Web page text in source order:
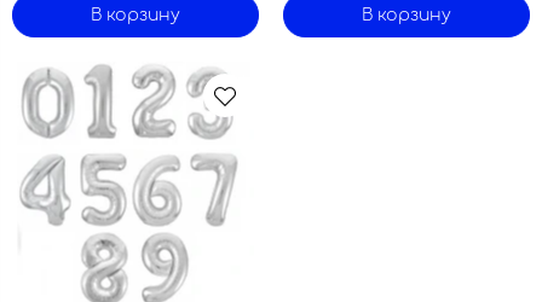
В корзину В корзину